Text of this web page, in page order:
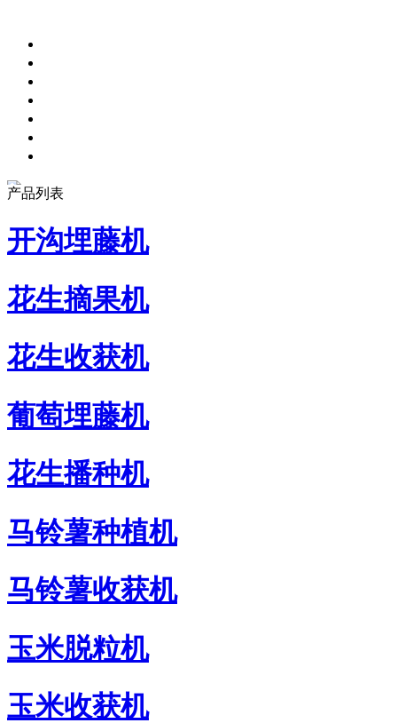
产品列表
开沟埋藤机
花生摘果机
花生收获机
葡萄埋藤机
花生播种机
马铃薯种植机
马铃薯收获机
玉米脱粒机
玉米收获机